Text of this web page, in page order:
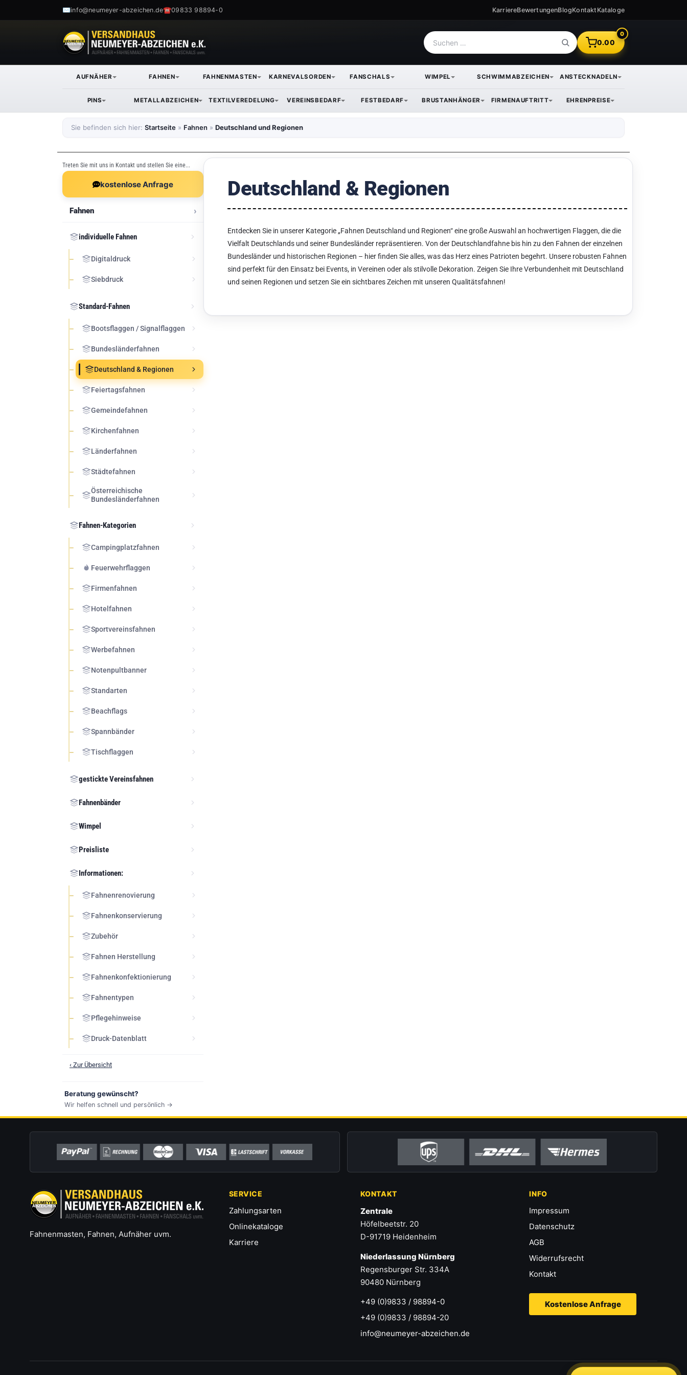
✉info@neumeyer-abzeichen.de☎09833 98894-0 KarriereBewertungenBlogKontakt Kataloge
0.00
0
AUFNÄHER FAHNEN FAHNENMASTEN KARNEVALSORDEN FANSCHALS WIMPEL SCHWIMMABZEICHEN ANSTECKNADELN
PINS METALLABZEICHEN TEXTILVEREDELUNG VEREINSBEDARF FESTBEDARF BRUSTANHÄNGER FIRMENAUFTRITT EHRENPREISE
Sie befinden sich hier: Startseite » Fahnen » Deutschland und Regionen
Treten Sie mit uns in Kontakt und stellen Sie eine...
kostenlose Anfrage
Fahnen
individuelle Fahnen
Digitaldruck
Siebdruck
Standard-Fahnen
Bootsflaggen / Signalflaggen
Bundesländerfahnen
Deutschland & Regionen
Feiertagsfahnen
Gemeindefahnen
Kirchenfahnen
Länderfahnen
Städtefahnen
Österreichische
Bundesländerfahnen
Fahnen-Kategorien
Campingplatzfahnen
Feuerwehrflaggen
Firmenfahnen
Hotelfahnen
Sportvereinsfahnen
Werbefahnen
Notenpultbanner
Standarten
Beachflags
Spannbänder
Tischflaggen
gestickte Vereinsfahnen
Fahnenbänder
Wimpel
Preisliste
Informationen:
Fahnenrenovierung
Fahnenkonservierung
Zubehör
Fahnen Herstellung
Fahnenkonfektionierung
Fahnentypen
Pflegehinweise
Druck-Datenblatt
‹ Zur Übersicht
Beratung gewünscht?
Wir helfen schnell und persönlich →
Deutschland & Regionen
Entdecken Sie in unserer Kategorie „Fahnen Deutschland und Regionen“ eine große Auswahl an hochwertigen Flaggen, die die
Vielfalt Deutschlands und seiner Bundesländer repräsentieren. Von der Deutschlandfahne bis hin zu den Fahnen der einzelnen
Bundesländer und historischen Regionen – hier finden Sie alles, was das Herz eines Patrioten begehrt. Unsere robusten Fahnen
sind perfekt für den Einsatz bei Events, in Vereinen oder als stilvolle Dekoration. Zeigen Sie Ihre Verbundenheit mit Deutschland
und seinen Regionen und setzen Sie ein sichtbares Zeichen mit unseren Qualitätsfahnen!
Fahnenmasten, Fahnen, Aufnäher uvm.
SERVICE
Zahlungsarten
Onlinekataloge
Karriere
KONTAKT
Zentrale
Höfelbeetstr. 20
D-91719 Heidenheim
Niederlassung Nürnberg
Regensburger Str. 334A
90480 Nürnberg
+49 (0)9833 / 98894-0
+49 (0)9833 / 98894-20
info@neumeyer-abzeichen.de
INFO
Impressum
Datenschutz
AGB
Widerrufsrecht
Kontakt
Kostenlose Anfrage